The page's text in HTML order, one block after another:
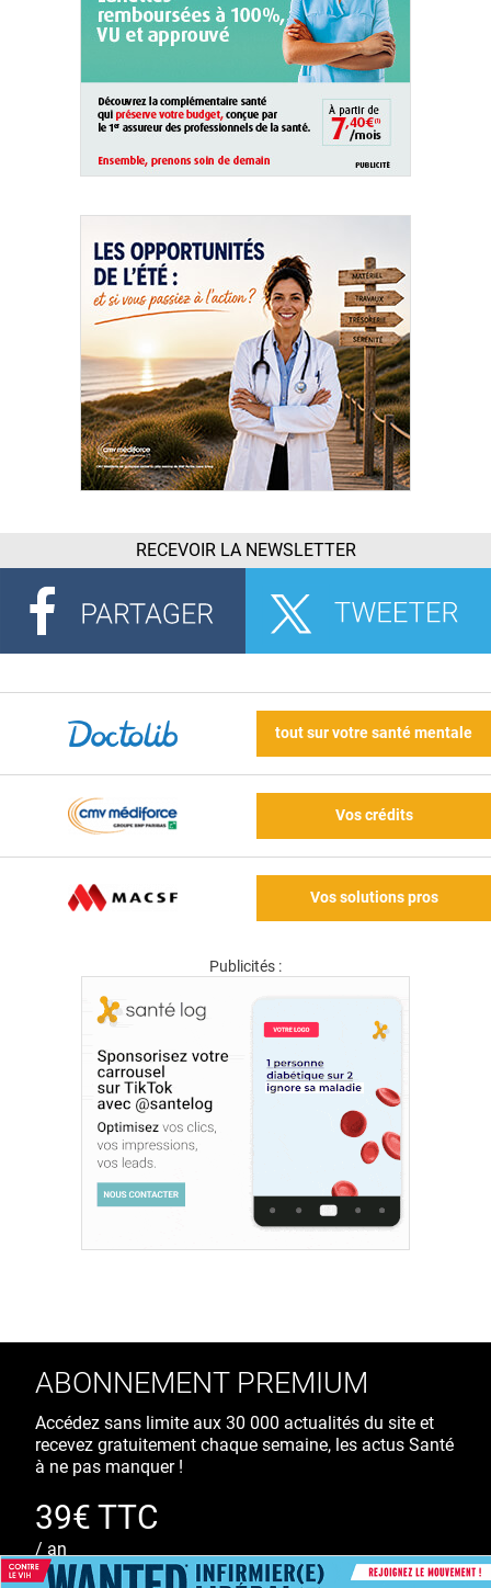
RECEVOIR LA NEWSLETTER
tout sur votre santé mentale
Vos crédits
Vos solutions pros
Publicités :
ABONNEMENT PREMIUM
Accédez sans limite aux 30 000 actualités du site et
recevez gratuitement chaque semaine, les actus Santé
à ne pas manquer !
39€ TTC
/ an